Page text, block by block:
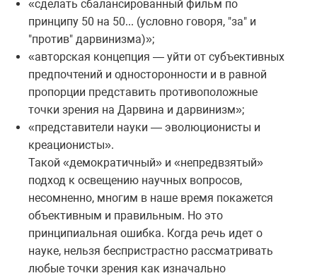
«сделать сбалансированный фильм по
принципу 50 на 50... (условно говоря, "за" и
"против" дарвинизма)»;
«авторская концепция — уйти от субъективных
предпочтений и односторонности и в равной
пропорции представить противоположные
точки зрения на Дарвина и дарвинизм»;
«представители науки — эволюционисты и
креационисты».
Такой «демократичный» и «непредвзятый»
подход к освещению научных вопросов,
несомненно, многим в наше время покажется
объективным и правильным. Но это
принципиальная ошибка. Когда речь идет о
науке, нельзя беспристрастно рассматривать
любые точки зрения как изначально